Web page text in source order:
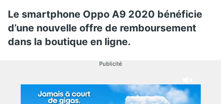
Le smartphone Oppo A9 2020 bénéficie
d’une nouvelle offre de remboursement
dans la boutique en ligne.
Publicité